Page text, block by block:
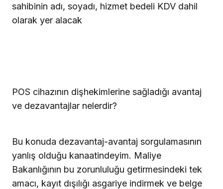
sahibinin adı, soyadı, hizmet bedeli KDV dahil
olarak yer alacak
POS cihazının dişhekimlerine sağladığı avantaj
ve dezavantajlar nelerdir?
Bu konuda dezavantaj-avantaj sorgulamasının
yanlış olduğu kanaatindeyim. Maliye
Bakanlığının bu zorunluluğu getirmesindeki tek
amacı, kayıt dışılığı asgariye indirmek ve belge